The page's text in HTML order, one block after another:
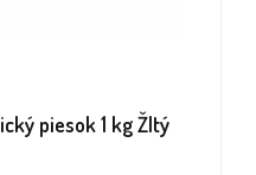
piesok 1 kg Žltý